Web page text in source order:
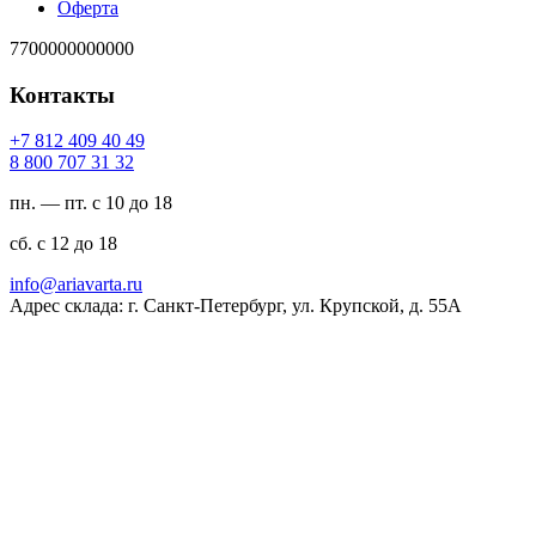
Оферта
7700000000000
Контакты
94 04 904 218 7+
23 13 707 008 8
пн. — пт. с 10 до 18
сб. с 12 до 18
ur.atravaira@ofni
Адрес склада: г. Санкт-Петербург, ул. Крупской, д. 55А